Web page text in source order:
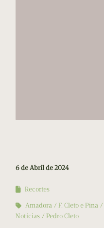
6 de Abril de 2024
Recortes
Amadora
F. Cleto e Pina
Notícias
Pedro Cleto